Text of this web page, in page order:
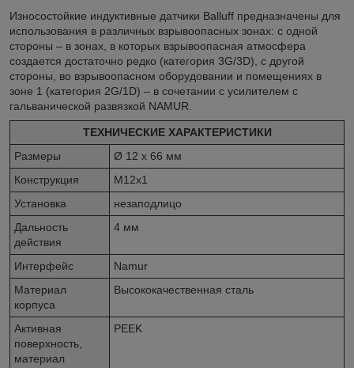
Износостойкие индуктивные датчики Balluff предназначены для
использования в различных взрывоопасных зонах: с одной
стороны – в зонах, в которых взрывоопасная атмосфера
создается достаточно редко (категория 3G/3D), с другой
стороны, во взрывоопасном оборудовании и помещениях в
зоне 1 (категория 2G/1D) – в сочетании с усилителем с
гальванической развязкой NAMUR.
ТЕХНИЧЕСКИЕ ХАРАКТЕРИСТИКИ
Размеры
Ø 12 x 66 мм
Конструкция
M12x1
Установка
незаподлицо
Дальность
действия
4 мм
Интерфейс
Namur
Материал
корпуса
Высококачественная сталь
Активная
поверхность,
материал
PEEK